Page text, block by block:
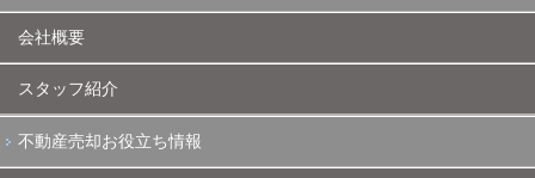
会社概要
スタッフ紹介
不動産売却お役立ち情報